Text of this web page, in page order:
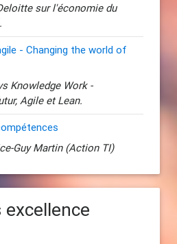
sur l'économie du
- Changing the world of
Knowledge Work -
Agile et Lean.
Guy Martin (Action TI)
excellence